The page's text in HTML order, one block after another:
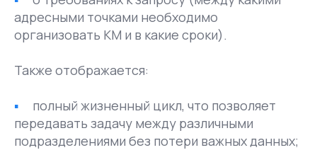
адресными точками необходимо
организовать КМ и в какие сроки).
Также отображается:
полный жизненный цикл, что позволяет
передавать задачу между различными
подразделениями без потери важных данных;